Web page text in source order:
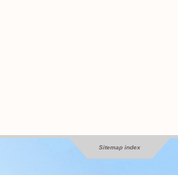
Sitemap index